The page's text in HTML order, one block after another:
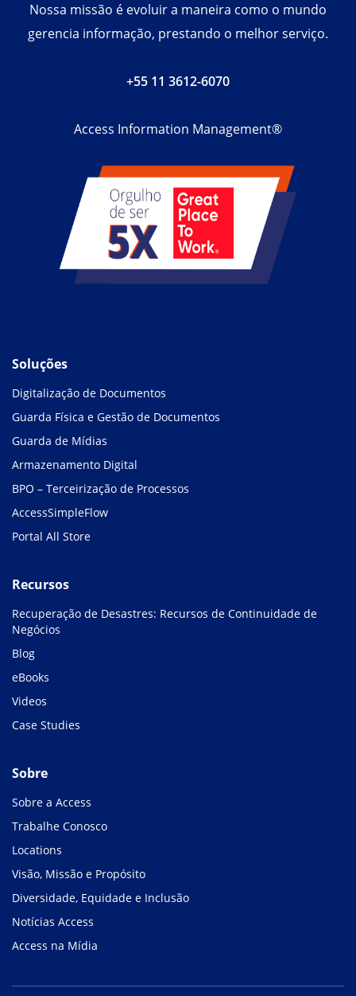
Nossa missão é evoluir a maneira como o mundo
gerencia informação, prestando o melhor serviço.
+55 11 3612-6070
Access Information Management®
Soluções
Digitalização de Documentos
Guarda Física e Gestão de Documentos
Guarda de Mídias
Armazenamento Digital
BPO – Terceirização de Processos
AccessSimpleFlow
Portal All Store
Recursos
Recuperação de Desastres: Recursos de Continuidade de
Negócios
Blog
eBooks
Videos
Case Studies
Sobre
Sobre a Access
Trabalhe Conosco
Locations
Visão, Missão e Propósito
Diversidade, Equidade e Inclusão
Notícias Access
Access na Mídia